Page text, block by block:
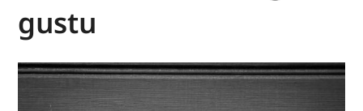
gustu